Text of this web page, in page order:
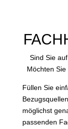
Sind Sie
Möchten
Füllen Sie
möglichst
passenden